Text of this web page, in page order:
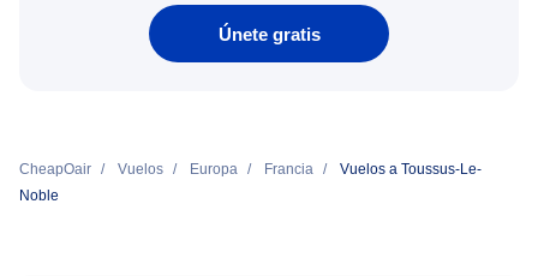
Únete gratis
CheapOair Vuelos Europa Francia
Vuelos a Toussus-Le-
Noble